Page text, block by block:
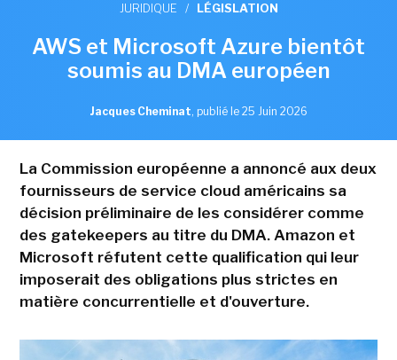
JURIDIQUE / LÉGISLATION
AWS et Microsoft Azure bientôt
soumis au DMA européen
Jacques Cheminat, publié le 25 Juin 2026
La Commission européenne a annoncé aux deux
fournisseurs de service cloud américains sa
décision préliminaire de les considérer comme
des gatekeepers au titre du DMA. Amazon et
Microsoft réfutent cette qualification qui leur
imposerait des obligations plus strictes en
matière concurrentielle et d'ouverture.